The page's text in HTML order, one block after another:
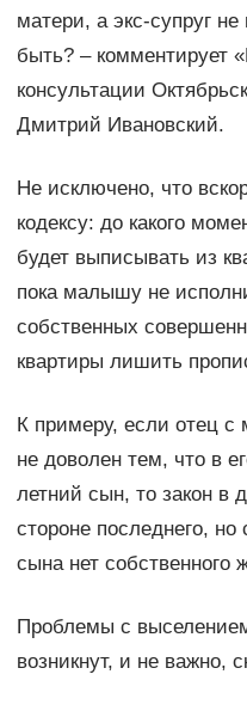
матери, а экс-супруг не
быть? – комментирует
консультации
Дмитрий Ивановский.
Не исключено, что
кодексу: до какого
будет выписывать из
пока малышу не
собственных
квартиры лишить
К примеру, если отец с
не доволен тем, что в
летний сын, то закон в
стороне последнего, но
сына нет собственного
Проблемы с
возникнут, и не важно,